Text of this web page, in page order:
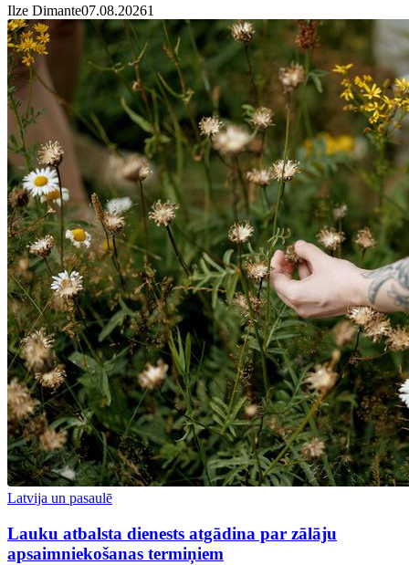
Ilze Dimante07.08.20261
Latvija un pasaulē
Lauku atbalsta dienests atgādina par zālāju
apsaimniekošanas termiņiem